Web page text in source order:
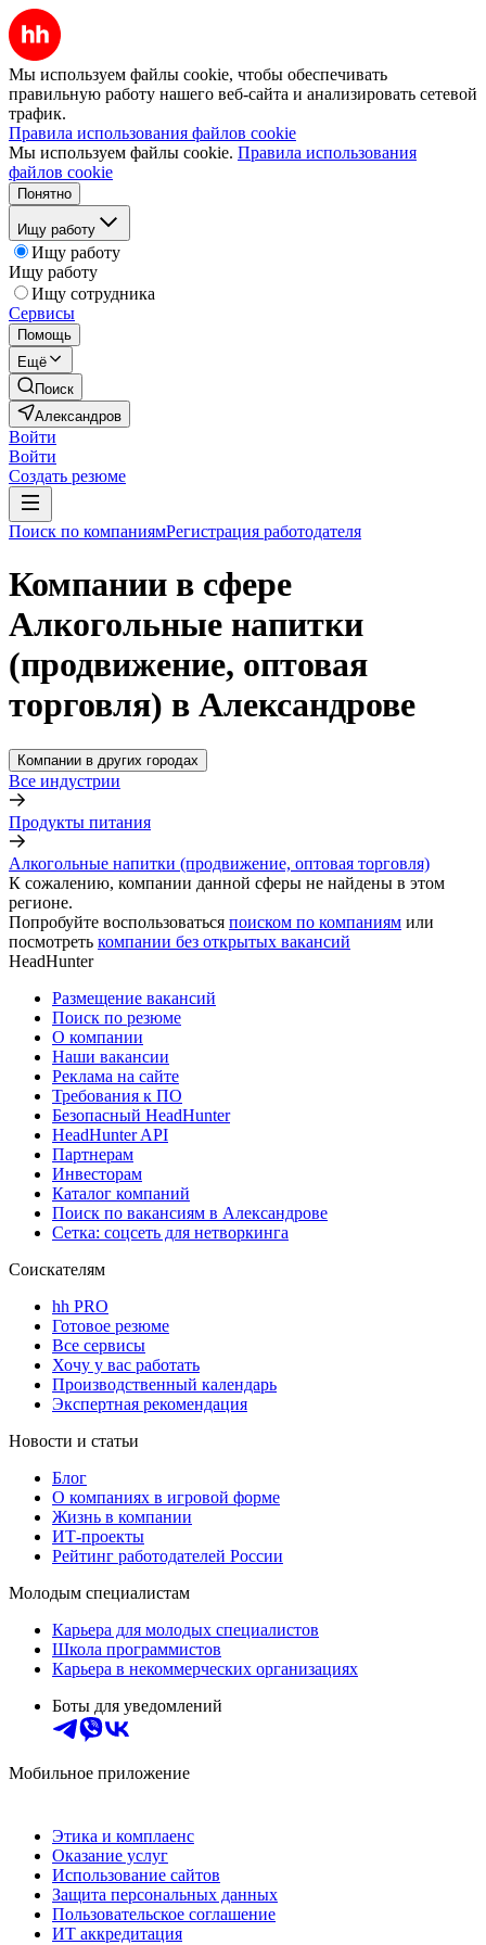
Мы используем файлы cookie, чтобы обеспечивать
правильную работу нашего веб-сайта и анализировать сетевой
трафик.
Правила использования файлов cookie
Мы используем файлы cookie. Правила использования
файлов cookie
Понятно
Ищу работу
Ищу работу
Ищу работу
Ищу сотрудника
Сервисы
Помощь
Ещё
Поиск
Александров
Войти
Войти
Создать резюме
Поиск по компаниямРегистрация работодателя
Компании в сфере
Алкогольные напитки
(продвижение, оптовая
торговля) в Александрове
Компании в других городах
Все индустрии
Продукты питания
Алкогольные напитки (продвижение, оптовая торговля)
К сожалению, компании данной сферы не найдены в этом
регионе.
Попробуйте воспользоваться поиском по компаниям или
посмотреть компании без открытых вакансий
HeadHunter
Размещение вакансий
Поиск по резюме
О компании
Наши вакансии
Реклама на сайте
Требования к ПО
Безопасный HeadHunter
HeadHunter API
Партнерам
Инвесторам
Каталог компаний
Поиск по вакансиям в Александрове
Сетка: соцсеть для нетворкинга
Соискателям
hh PRO
Готовое резюме
Все сервисы
Хочу у вас работать
Производственный календарь
Экспертная рекомендация
Новости и статьи
Блог
О компаниях в игровой форме
Жизнь в компании
ИТ-проекты
Рейтинг работодателей России
Молодым специалистам
Карьера для молодых специалистов
Школа программистов
Карьера в некоммерческих организациях
Боты для уведомлений
Мобильное приложение
Этика и комплаенс
Оказание услуг
Использование сайтов
Защита персональных данных
Пользовательское соглашение
ИТ аккредитация